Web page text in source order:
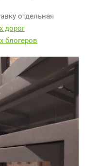
отдельная
дорог
блогеров